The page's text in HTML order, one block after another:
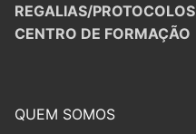
REGALIAS/PROTOCOLOS
CENTRO DE FORMAÇÃO
QUEM SOMOS